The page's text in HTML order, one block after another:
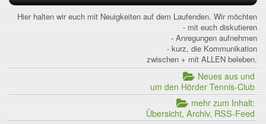
Hier halten wir euch mit Neuigkeiten auf dem Laufenden. Wir möchten
- mit euch diskutieren
- Anregungen aufnehmen
- kurz, die Kommunikation
zwischen + mit ALLEN beleben.
Neues aus und
um den Hörder Tennis-Club
mehr zum Inhalt:
Übersicht, Archiv, RSS-Feed